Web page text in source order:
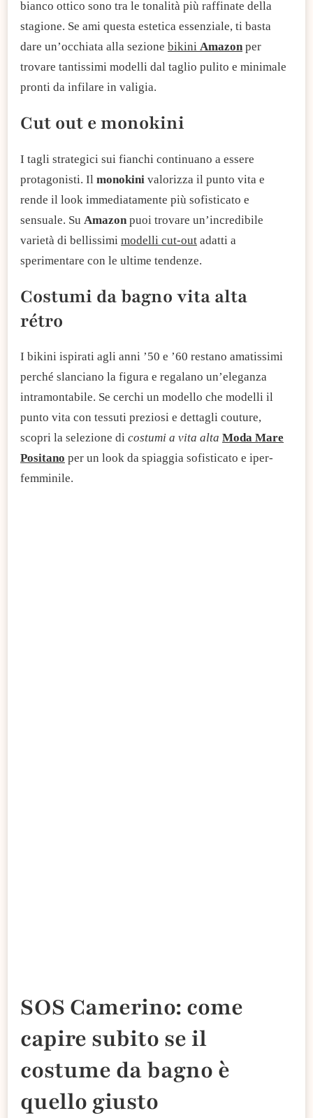
bianco ottico sono tra le tonalità più raffinate della
stagione. Se ami questa estetica essenziale, ti basta
dare un’occhiata alla sezione bikini Amazonper
trovare tantissimi modelli dal taglio pulito e minimale
pronti da infilare in valigia.
Cut out e monokini
I tagli strategici sui fianchi continuano a essere
protagonisti. Il monokini valorizza il punto vita e
rende il look immediatamente più sofisticato e
sensuale. Su Amazonpuoi trovare un’incredibile
varietà di bellissimi modelli cut-out adatti a
sperimentare con le ultime tendenze.
Costumi da bagno vita alta
rétro
I bikini ispirati agli anni ’50 e ’60 restano amatissimi
perché slanciano la figura e regalano un’eleganza
intramontabile. Se cerchi un modello che modelli il
punto vita con tessuti preziosi e dettagli couture,
scopri la selezione di costumi a vita alta Moda Mare
Positano per un look da spiaggia sofisticato e iper-
femminile.
SOS Camerino: come
capire subito se il
costume da bagno è
quello giusto